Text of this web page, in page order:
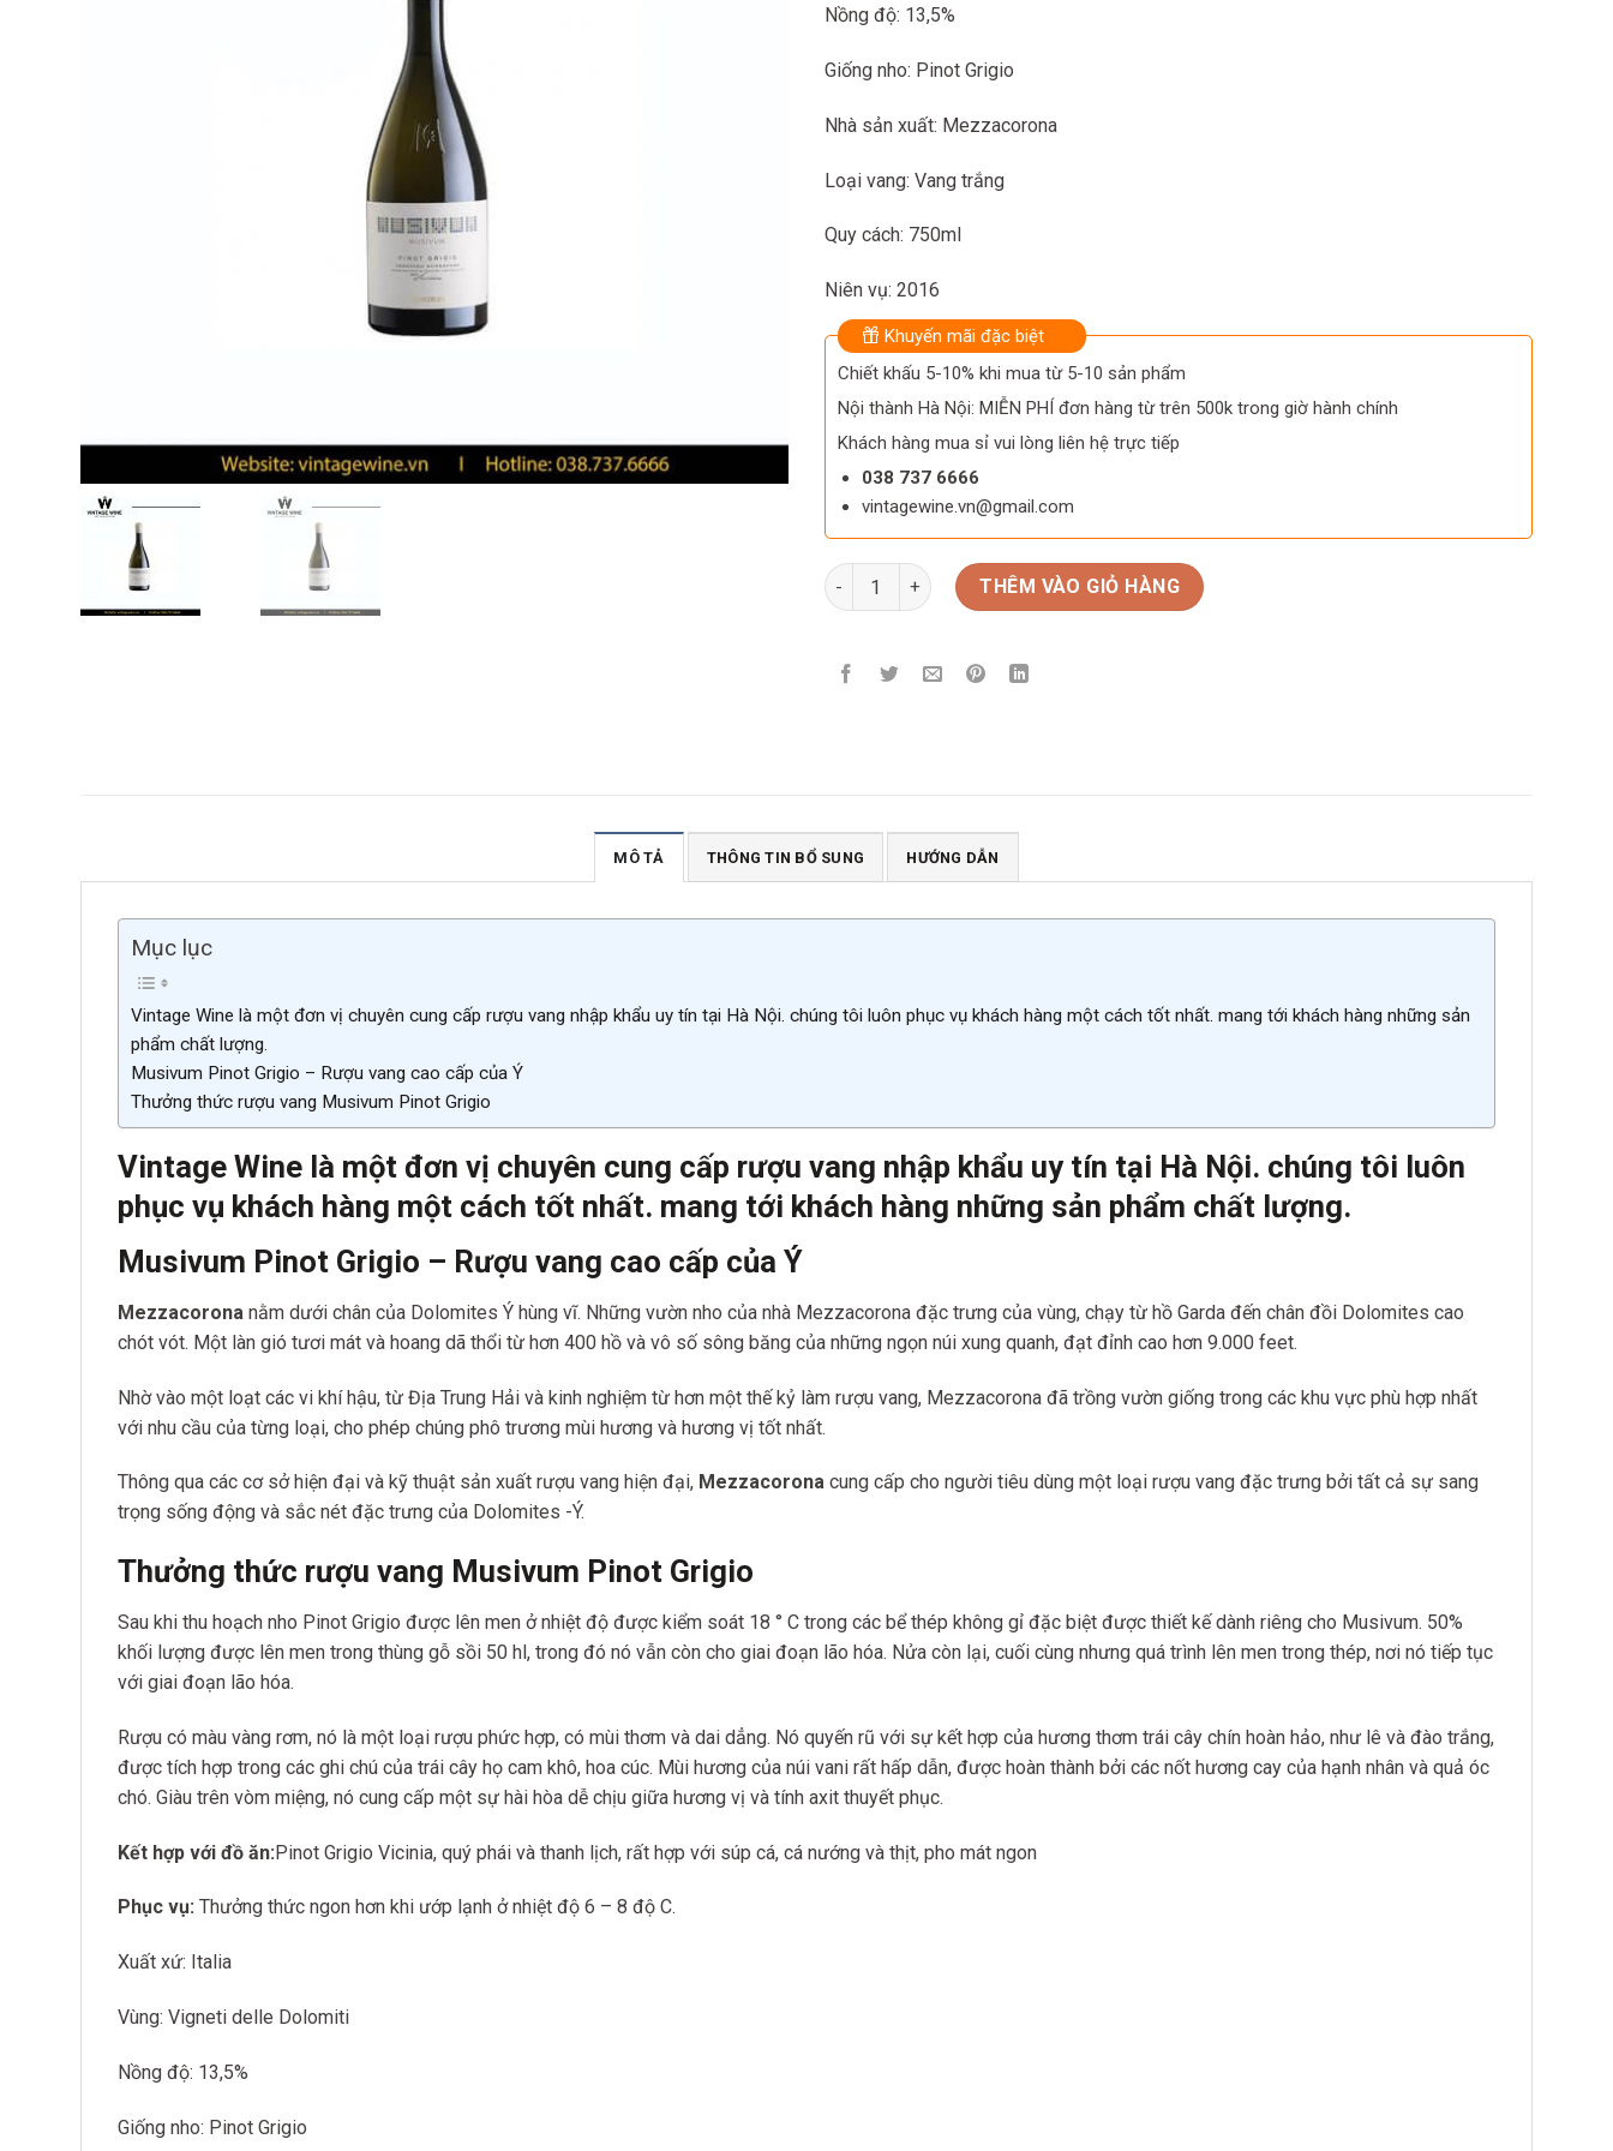
Nồng độ: 13,5%
Giống nho: Pinot Grigio
Nhà sản xuất: Mezzacorona
Loại vang: Vang trắng
Quy cách: 750ml
Niên vụ: 2016
Khuyến mãi đặc biệt
Chiết khấu 5-10% khi mua từ 5-10 sản phẩm
Nội thành Hà Nội: MIỄN PHÍ đơn hàng từ trên 500k trong giờ hành chính
Khách hàng mua sỉ vui lòng liên hệ trực tiếp
038 737 6666
vintagewine.vn@gmail.com
Rượu Vang Ý Musivum Pinot Grigio số lượng
THÊM VÀO GIỎ HÀNG
MÔ TẢ THÔNG TIN BỔ SUNG HƯỚNG DẪN
Mục lục
Vintage Wine là một đơn vị chuyên cung cấp rượu vang nhập khẩu uy tín tại Hà Nội. chúng tôi luôn phục vụ khách hàng một cách tốt nhất. mang tới khách hàng những sản
phẩm chất lượng.
Musivum Pinot Grigio – Rượu vang cao cấp của Ý
Thưởng thức rượu vang Musivum Pinot Grigio
Vintage Wine là một đơn vị chuyên cung cấp rượu vang nhập khẩu uy tín tại Hà Nội. chúng tôi luôn
phục vụ khách hàng một cách tốt nhất. mang tới khách hàng những sản phẩm chất lượng.
Musivum Pinot Grigio – Rượu vang cao cấp của Ý
Mezzacorona nằm dưới chân của Dolomites Ý hùng vĩ. Những vườn nho của nhà Mezzacorona đặc trưng của vùng, chạy từ hồ Garda đến chân đồi Dolomites cao
chót vót. Một làn gió tươi mát và hoang dã thổi từ hơn 400 hồ và vô số sông băng của những ngọn núi xung quanh, đạt đỉnh cao hơn 9.000 feet.
Nhờ vào một loạt các vi khí hậu, từ Địa Trung Hải và kinh nghiệm từ hơn một thế kỷ làm rượu vang, Mezzacorona đã trồng vườn giống trong các khu vực phù hợp nhất
với nhu cầu của từng loại, cho phép chúng phô trương mùi hương và hương vị tốt nhất.
Thông qua các cơ sở hiện đại và kỹ thuật sản xuất rượu vang hiện đại, Mezzacorona cung cấp cho người tiêu dùng một loại rượu vang đặc trưng bởi tất cả sự sang
trọng sống động và sắc nét đặc trưng của Dolomites -Ý.
Thưởng thức rượu vang Musivum Pinot Grigio
Sau khi thu hoạch nho Pinot Grigio được lên men ở nhiệt độ được kiểm soát 18 ° C trong các bể thép không gỉ đặc biệt được thiết kế dành riêng cho Musivum. 50%
khối lượng được lên men trong thùng gỗ sồi 50 hl, trong đó nó vẫn còn cho giai đoạn lão hóa. Nửa còn lại, cuối cùng nhưng quá trình lên men trong thép, nơi nó tiếp tục
với giai đoạn lão hóa.
Rượu có màu vàng rơm, nó là một loại rượu phức hợp, có mùi thơm và dai dẳng. Nó quyến rũ với sự kết hợp của hương thơm trái cây chín hoàn hảo, như lê và đào trắng,
được tích hợp trong các ghi chú của trái cây họ cam khô, hoa cúc. Mùi hương của núi vani rất hấp dẫn, được hoàn thành bởi các nốt hương cay của hạnh nhân và quả óc
chó. Giàu trên vòm miệng, nó cung cấp một sự hài hòa dễ chịu giữa hương vị và tính axit thuyết phục.
Kết hợp với đồ ăn:Pinot Grigio Vicinia, quý phái và thanh lịch, rất hợp với súp cá, cá nướng và thịt, pho mát ngon
Phục vụ: Thưởng thức ngon hơn khi ướp lạnh ở nhiệt độ 6 – 8 độ C.
Xuất xứ: Italia
Vùng: Vigneti delle Dolomiti
Nồng độ: 13,5%
Giống nho: Pinot Grigio